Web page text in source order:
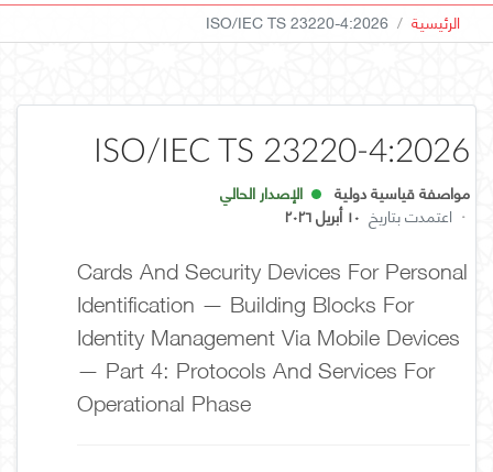
الرئيسية ISO/IEC TS 23220-4:2026
ISO/IEC TS 23220-4:2026
مواصفة قياسية دولية
الإصدار الحالي
· اعتمدت بتاريخ ١٠ أبريل ٢٠٢٦
Cards And Security Devices For Personal
Identification — Building Blocks For
Identity Management Via Mobile Devices
— Part 4: Protocols And Services For
Operational Phase